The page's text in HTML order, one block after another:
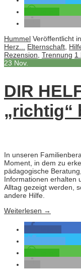
Hummel Veröffentlicht in
Herz... Elternschaft,
Rezension, Trennung 1
23 Nov.
DIR
„richtig“
In unseren
Moment, in dem zu
pädagogische
Informationen erhalten
Alltag gezeigt werden,
andere Hilfe.
Weiterlesen →